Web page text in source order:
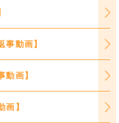
動画】
画】
】